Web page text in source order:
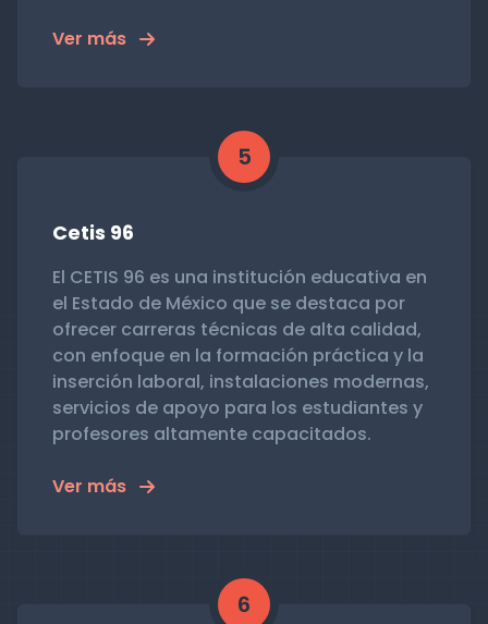
Ver más
5
Cetis 96
El CETIS 96 es una institución educativa en
el Estado de México que se destaca por
ofrecer carreras técnicas de alta calidad,
con enfoque en la formación práctica y la
inserción laboral, instalaciones modernas,
servicios de apoyo para los estudiantes y
profesores altamente capacitados.
Ver más
6